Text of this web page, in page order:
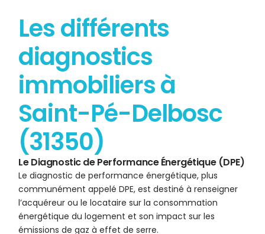
Les différents
diagnostics
immobiliers à
Saint-Pé-Delbosc
(31350)
Le Diagnostic de Performance Énergétique (DPE)
Le diagnostic de performance énergétique, plus
communément appelé DPE, est destiné à renseigner
l’acquéreur ou le locataire sur la consommation
énergétique du logement et son impact sur les
émissions de gaz à effet de serre.